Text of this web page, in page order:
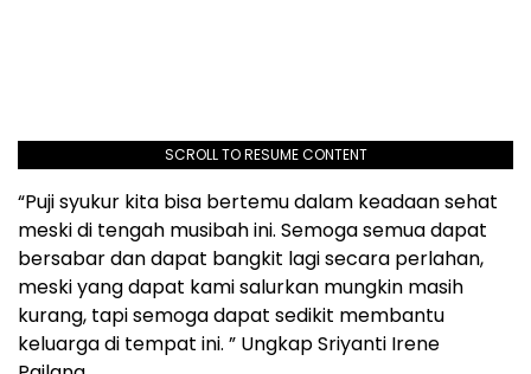
SCROLL TO RESUME CONTENT
“Puji syukur kita bisa bertemu dalam keadaan sehat
meski di tengah musibah ini. Semoga semua dapat
bersabar dan dapat bangkit lagi secara perlahan,
meski yang dapat kami salurkan mungkin masih
kurang, tapi semoga dapat sedikit membantu
keluarga di tempat ini. ” Ungkap Sriyanti Irene